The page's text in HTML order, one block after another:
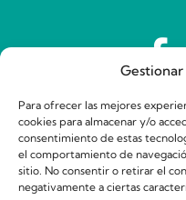
Para ofrecer las mejores
cookies para almacenar y/o
consentimiento de estas
el comportamiento de
sitio. No consentir o retirar el
negativamente a ciertas
2026, FisioBustar ©
diseñado con